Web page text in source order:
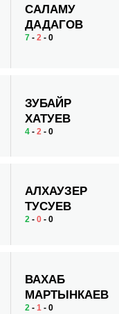
САЛАМУ
ДАДАГОВ
7 -2 - 0
ЗУБАЙР
ХАТУЕВ
4 -2 - 0
АЛХАУЗЕР
ТУСУЕВ
2 -0 - 0
ВАХАБ
МАРТЫНКАЕВ
2 -1 - 0